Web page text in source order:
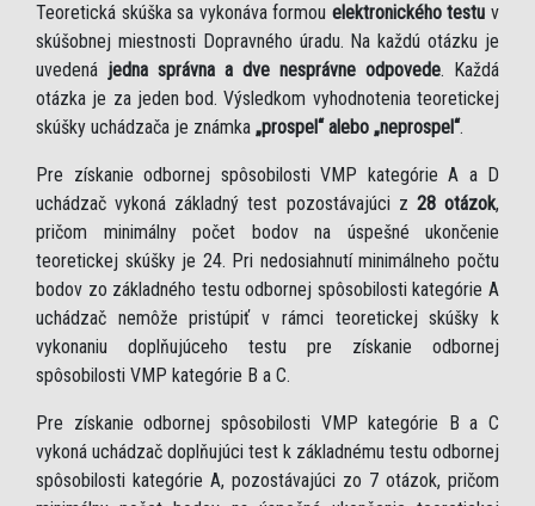
Teoretická skúška sa vykonáva formou elektronického testu v
skúšobnej miestnosti Dopravného úradu. Na každú otázku je
uvedená jedna správna a dve nesprávne odpovede. Každá
otázka je za jeden bod. Výsledkom vyhodnotenia teoretickej
skúšky uchádzača je známka „prospel“ alebo „neprospel“.
Pre získanie odbornej spôsobilosti VMP kategórie A a D
uchádzač vykoná základný test pozostávajúci z 28 otázok,
pričom minimálny počet bodov na úspešné ukončenie
teoretickej skúšky je 24. Pri nedosiahnutí minimálneho počtu
bodov zo základného testu odbornej spôsobilosti kategórie A
uchádzač nemôže pristúpiť v rámci teoretickej skúšky k
vykonaniu doplňujúceho testu pre získanie odbornej
spôsobilosti VMP kategórie B a C.
Pre získanie odbornej spôsobilosti VMP kategórie B a C
vykoná uchádzač doplňujúci test k základnému testu odbornej
spôsobilosti kategórie A, pozostávajúci zo 7 otázok, pričom